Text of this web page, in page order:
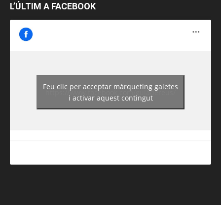
L’ÚLTIM A FACEBOOK
https://www.facebook.com/guiadereus/
Feu clic per acceptar màrqueting galetes
i activar aquest contingut